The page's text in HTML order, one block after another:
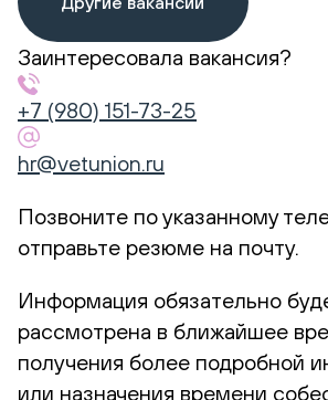
Заинтересовала вакансия?
+7 (980) 151-73-25
hr@vetunion.ru
Позвоните по указанному
отправьте резюме на почту.
Информация обязательно
рассмотрена в ближайшее
получения более подробной
или назначения времени